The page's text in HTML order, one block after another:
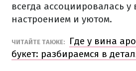
всегда ассоциировалась
настроением и уютом.
ЧИТАЙТЕ ТАКЖЕ:
Где у вина
букет: разбираемся в